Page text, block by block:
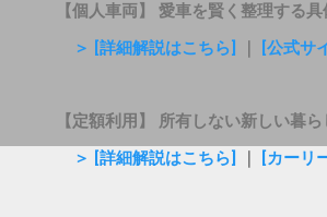
【個人車両】 愛車を賢く整理する
＞ [詳細解説はこちら]
[公式サ
【定額利用】 所有しない新しい暮
＞ [詳細解説はこちら]
[カーリ